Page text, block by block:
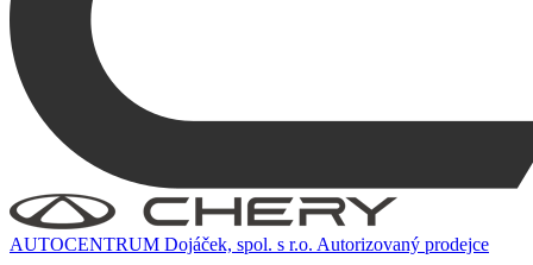
AUTOCENTRUM Dojáček, spol. s r.o. Autorizovaný prodejce